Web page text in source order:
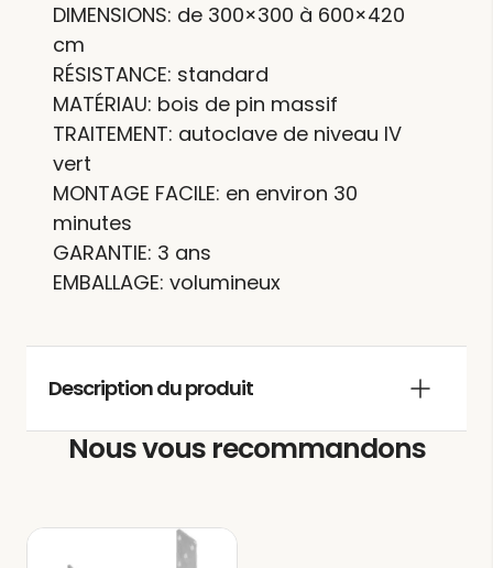
DIMENSIONS: de 300×300 à 600×420
cm
RÉSISTANCE: standard
MATÉRIAU: bois de pin massif
TRAITEMENT: autoclave de niveau IV
vert
MONTAGE FACILE: en environ 30
minutes
GARANTIE: 3 ans
EMBALLAGE: volumineux
Description du produit
Lapergola bois adossée SAINT-
une touche distinctive et exclusive à
votre jardin, créant un espace dédié
Nous vous recommandons